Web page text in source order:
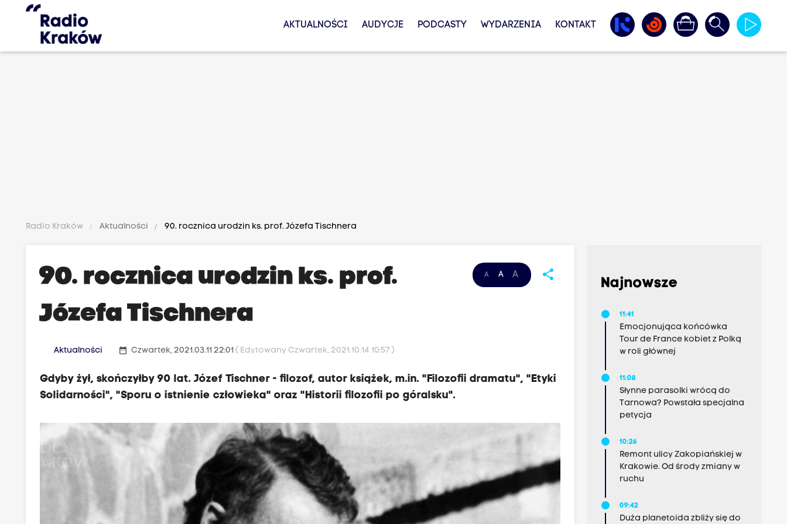
AKTUALNOŚCI AUDYCJE PODCASTY WYDARZENIA KONTAKT
Radio Kraków Aktualności 90. rocznica urodzin ks. prof. Józefa Tischnera
A A A share
90. rocznica urodzin ks. prof.
Józefa Tischnera
Aktualności date_range Czwartek, 2021.03.11 22:01( Edytowany Czwartek, 2021.10.14 10:57 )
Gdyby żył, skończyłby 90 lat. Józef Tischner - filozof, autor książek, m.in. "Filozofii dramatu", "Etyki
Solidarności", "Sporu o istnienie człowieka" oraz "Historii filozofii po góralsku".
Najnowsze
11:41
Emocjonująca końcówka
Tour de France kobiet z Polką
w roli głównej
11:08
Słynne parasolki wrócą do
Tarnowa? Powstała specjalna
petycja
10:26
Remont ulicy Zakopiańskiej w
Krakowie. Od środy zmiany w
ruchu
09:42
Duża planetoida zbliży się do